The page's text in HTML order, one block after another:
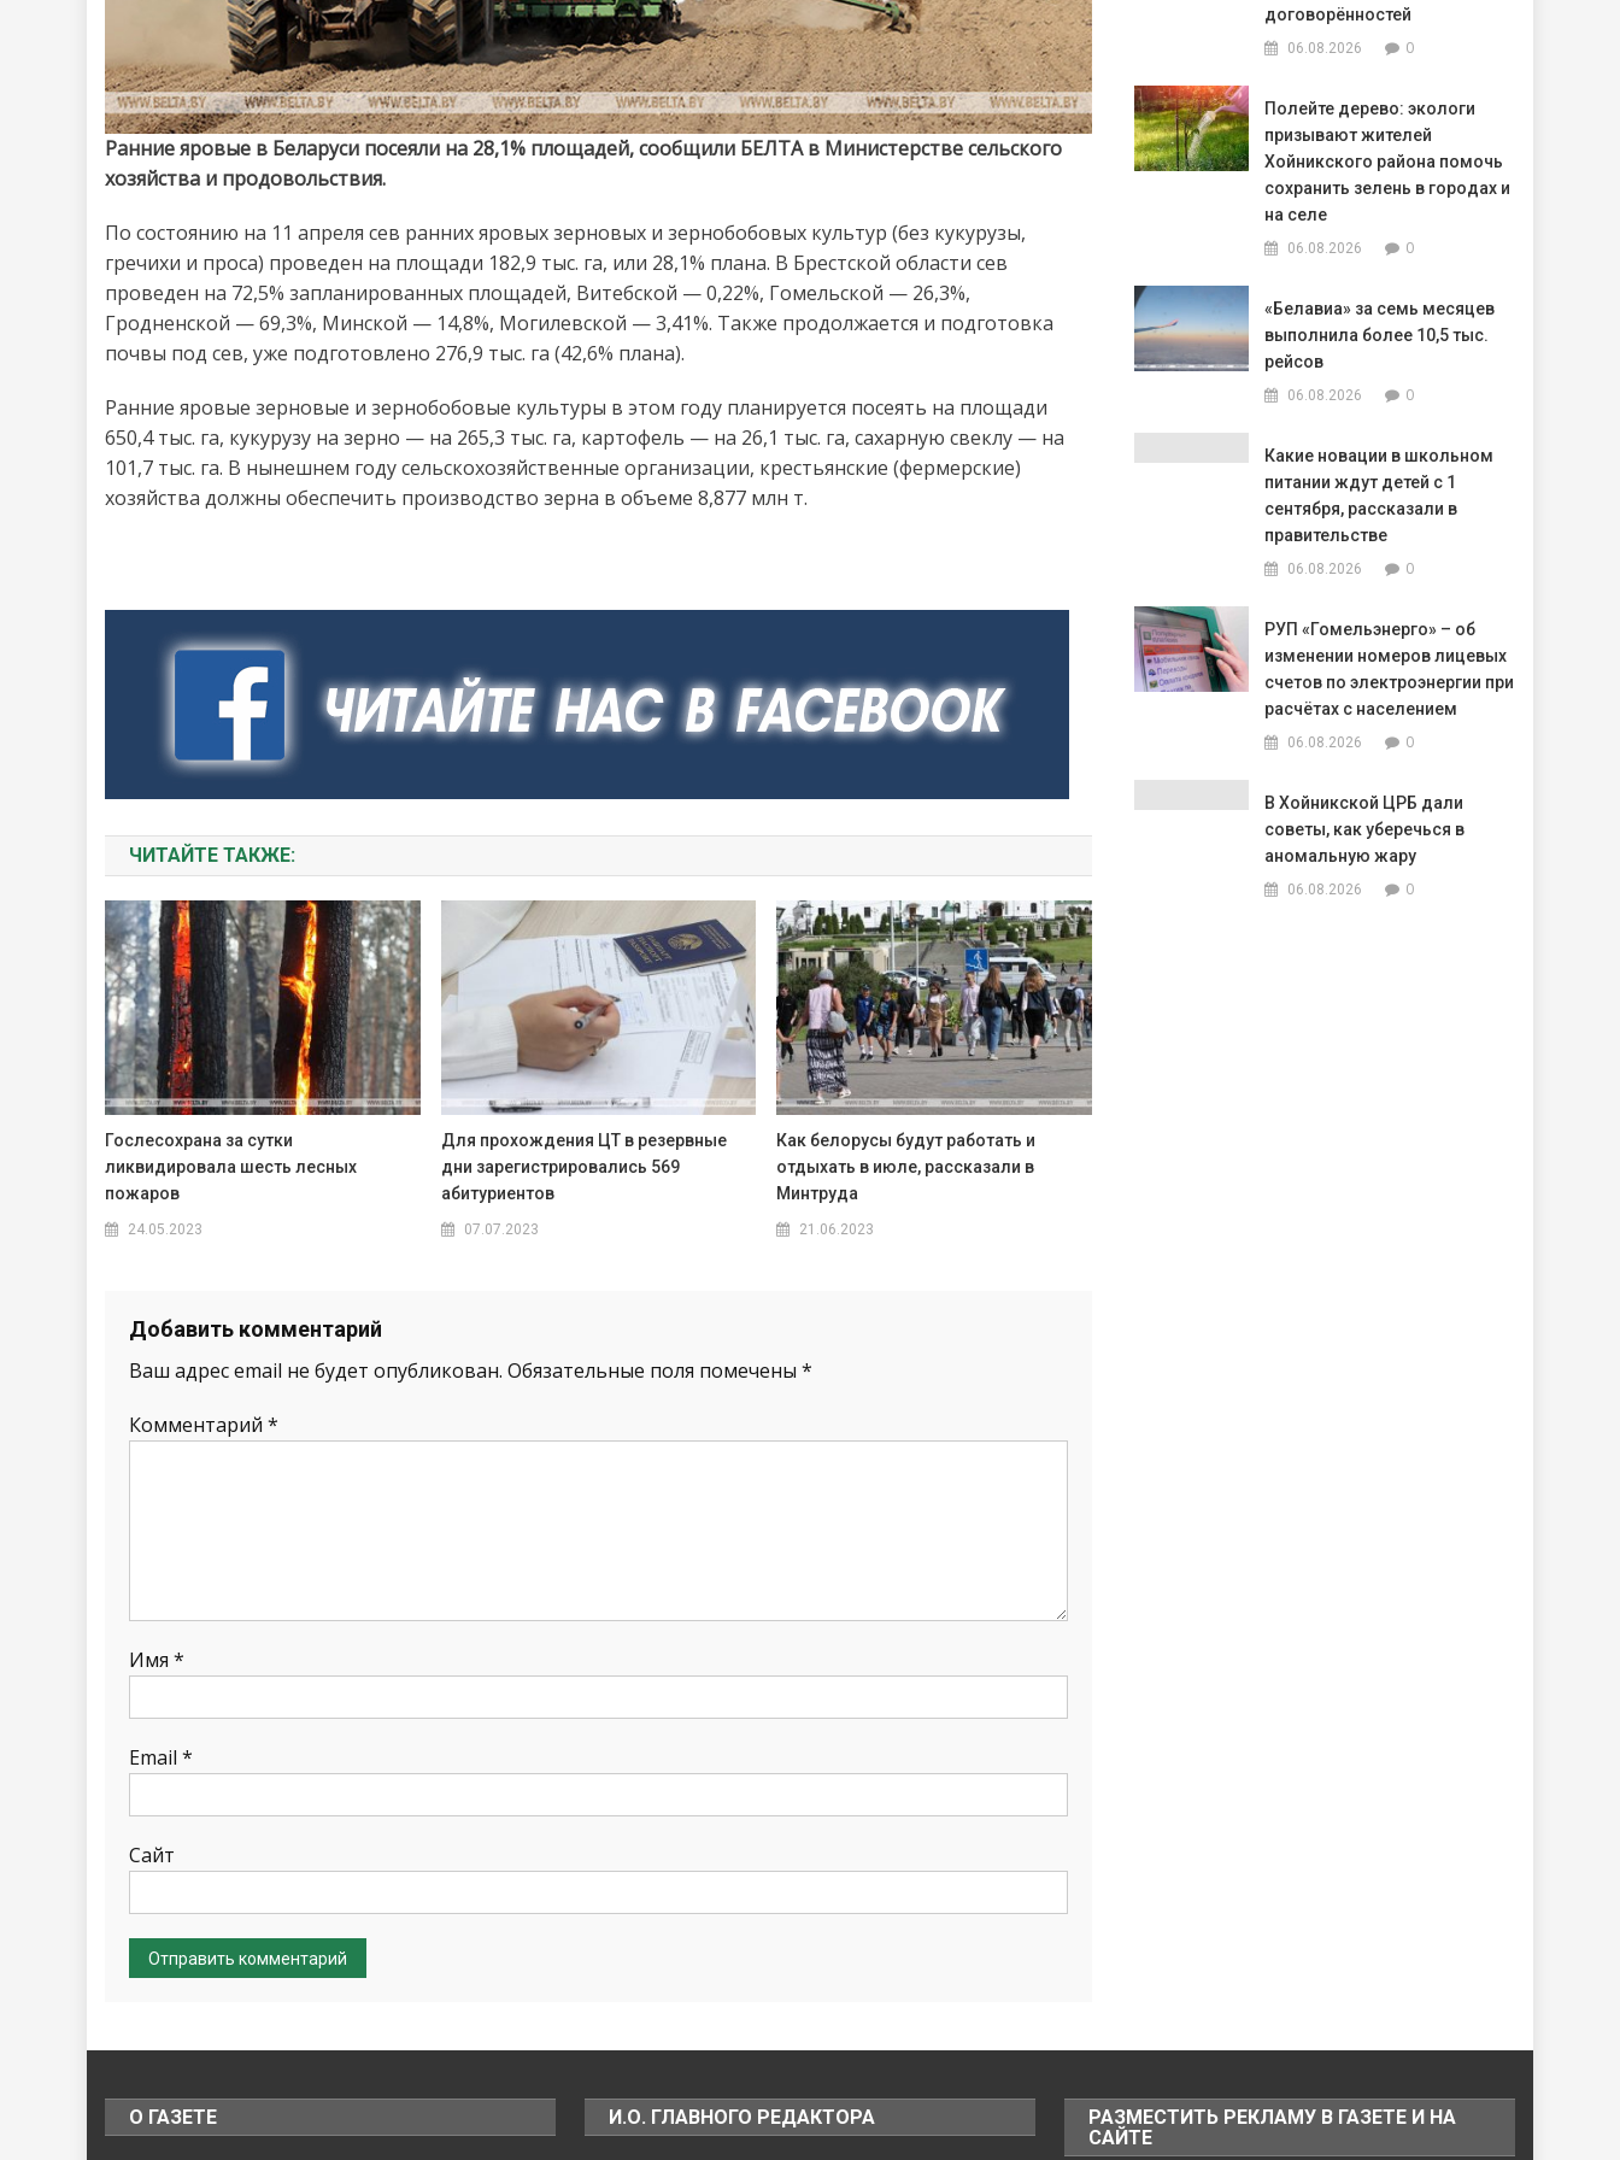
Ранние яровые в Беларуси посеяли на 28,1% площадей, сообщили БЕЛТА в Министерстве сельского
хозяйства и продовольствия.
По состоянию на 11 апреля сев ранних яровых зерновых и зернобобовых культур (без кукурузы,
гречихи и проса) проведен на площади 182,9 тыс. га, или 28,1% плана. В Брестской области сев
проведен на 72,5% запланированных площадей, Витебской — 0,22%, Гомельской — 26,3%,
Гродненской — 69,3%, Минской — 14,8%, Могилевской — 3,41%. Также продолжается и подготовка
почвы под сев, уже подготовлено 276,9 тыс. га (42,6% плана).
Ранние яровые зерновые и зернобобовые культуры в этом году планируется посеять на площади
650,4 тыс. га, кукурузу на зерно — на 265,3 тыс. га, картофель — на 26,1 тыс. га, сахарную свеклу — на
101,7 тыс. га. В нынешнем году сельскохозяйственные организации, крестьянские (фермерские)
хозяйства должны обеспечить производство зерна в объеме 8,877 млн т.
ЧИТАЙТЕ ТАКЖЕ:
Гослесохрана за сутки
ликвидировала шесть лесных
пожаров
24.05.2023
Для прохождения ЦТ в резервные
дни зарегистрировались 569
абитуриентов
07.07.2023
Как белорусы будут работать и
отдыхать в июле, рассказали в
Минтруда
21.06.2023
Добавить комментарий
Ваш адрес email не будет опубликован. Обязательные поля помечены *
Комментарий *
Имя *
Email *
Сайт
договорённостей
06.08.2026 0
Полейте дерево: экологи
призывают жителей
Хойникского района помочь
сохранить зелень в городах и
на селе
06.08.2026 0
«Белавиа» за семь месяцев
выполнила более 10,5 тыс.
рейсов
06.08.2026 0
Какие новации в школьном
питании ждут детей с 1
сентября, рассказали в
правительстве
06.08.2026 0
РУП «Гомельэнерго» – об
изменении номеров лицевых
счетов по электроэнергии при
расчётах с населением
06.08.2026 0
В Хойникской ЦРБ дали
советы, как уберечься в
аномальную жару
06.08.2026 0
О ГАЗЕТЕ И.О. ГЛАВНОГО РЕДАКТОРА
РАЗМЕСТИТЬ РЕКЛАМУ В ГАЗЕТЕ И НА
САЙТЕ